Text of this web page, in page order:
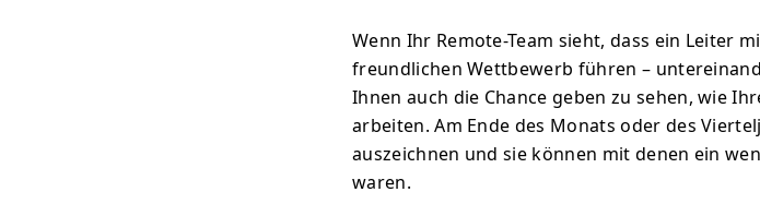
Wenn Ihr Remote-Team sieht, dass ein Leiter
freundlichen Wettbewerb führen –
Ihnen auch die Chance geben zu sehen, wie
arbeiten. Am Ende des Monats oder des
auszeichnen und sie können mit denen ein
waren.